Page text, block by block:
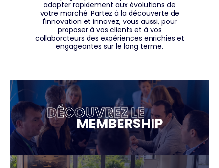
adapter rapidement aux évolutions de
votre marché. Partez à la découverte de
l'innovation et innovez, vous aussi, pour
proposer à vos clients et à vos
collaborateurs des expériences enrichies et
engageantes sur le long terme.
DÉCOUVREZ LE
MEMBERSHIP